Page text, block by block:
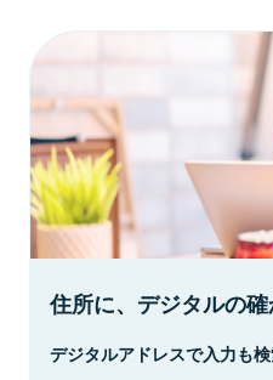
住所に、デジタルの確
デジタルアドレスで入力も検